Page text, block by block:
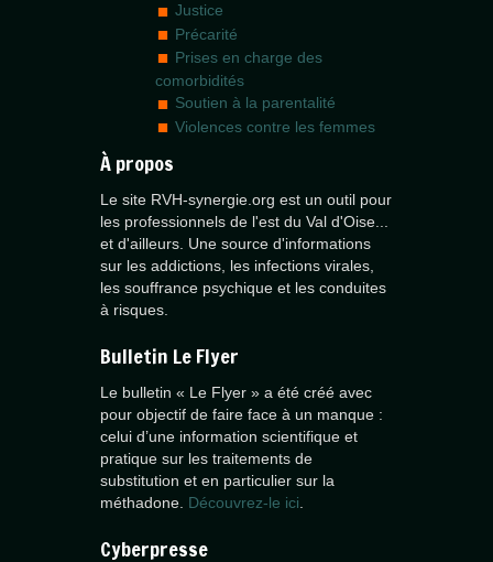
Justice
Précarité
Prises en charge des
comorbidités
Soutien à la parentalité
Violences contre les femmes
À propos
Le site RVH-synergie.org est un outil pour
les professionnels de l'est du Val d'Oise...
et d'ailleurs. Une source d'informations
sur les addictions, les infections virales,
les souffrance psychique et les conduites
à risques.
Bulletin Le Flyer
Le bulletin « Le Flyer » a été créé avec
pour objectif de faire face à un manque :
celui d’une information scientifique et
pratique sur les traitements de
substitution et en particulier sur la
méthadone. Découvrez-le ici
Cyberpresse